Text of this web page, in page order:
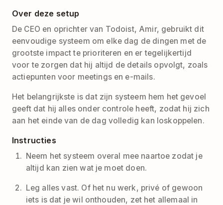
Over deze setup
De CEO en oprichter van Todoist, Amir, gebruikt dit
eenvoudige systeem om elke dag de dingen met de
grootste impact te prioriteren en er tegelijkertijd
voor te zorgen dat hij altijd de details opvolgt, zoals
actiepunten voor meetings en e-mails.
Het belangrijkste is dat zijn systeem hem het gevoel
geeft dat hij alles onder controle heeft, zodat hij zich
aan het einde van de dag volledig kan loskoppelen.
Instructies
Neem het systeem overal mee naartoe zodat je
altijd kan zien wat je moet doen.
Leg alles vast. Of het nu werk, privé of gewoon
iets is dat je wil onthouden, zet het allemaal in